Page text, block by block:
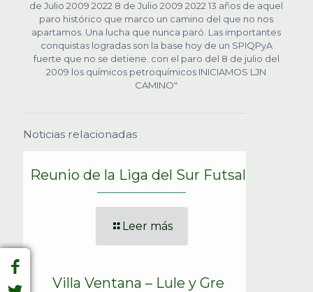
Noticias relacionadas
Reunio de la Liga del Sur Futsal
Leer más
Villa Ventana – Lule y Gre